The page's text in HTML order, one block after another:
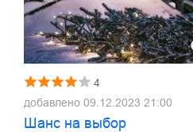
4
добавлено 09.12.2023 21:00
Шанс на выбор